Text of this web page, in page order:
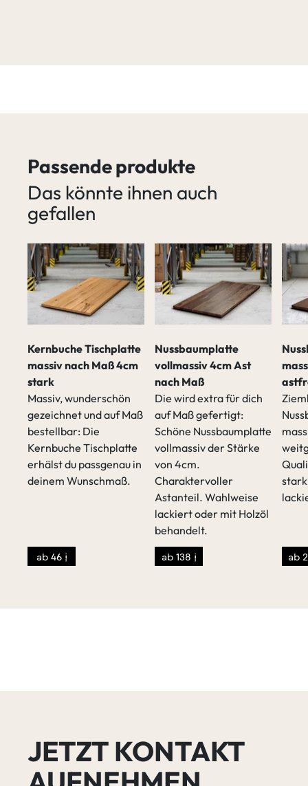
Passende produkte
Das könnte ihnen auch
gefallen
Kernbuche Tischplatte
massiv nach Maß 4cm
stark
Massiv, wunderschön
gezeichnet und auf Maß
bestellbar: Die
Kernbuche Tischplatte
erhälst du passgenau in
deinem Wunschmaß.
ab 46 €
Nussbaumplatte
vollmassiv 4cm Ast
nach Maß
Die wird extra für dich
auf Maß gefertigt:
Schöne Nussbaumplatte
vollmassiv der Stärke
von 4cm.
Charaktervoller
Astanteil. Wahlweise
lackiert oder mit Holzöl
behandelt.
ab 138 € ab
JETZT KONTAKT